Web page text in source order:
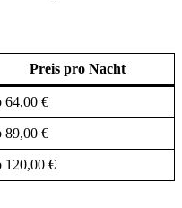
Preis pro Nacht
64,00 €
89,00 €
120,00 €